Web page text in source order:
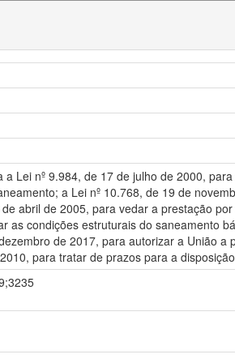
Lei nº 9.984, de 17 de julho de 2000,
a Lei nº 10.768, de 19 de
abril de 2005, para vedar a prestação
as condições estruturais do saneamento
de 2017, para autorizar a União
para tratar de prazos para a